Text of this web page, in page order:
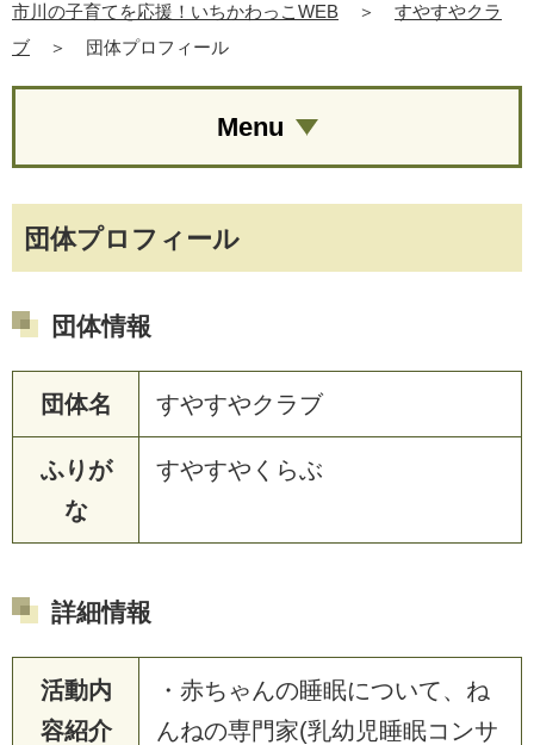
市川の子育てを応援！いちかわっこWEB ＞
すやすやクラ
ブ
＞ 団体プロフィール
団体プロフィール
団体情報
団体名 すやすやクラブ
ふりが
な
すやすやくらぶ
詳細情報
活動内
容紹介
・赤ちゃんの睡眠について、ね
んねの専門家(乳幼児睡眠コンサ
Menu